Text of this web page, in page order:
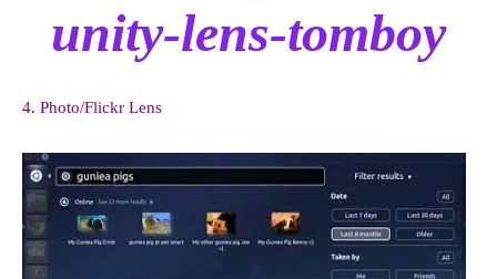
unity-lens-tomboy
4. Photo/Flickr Lens